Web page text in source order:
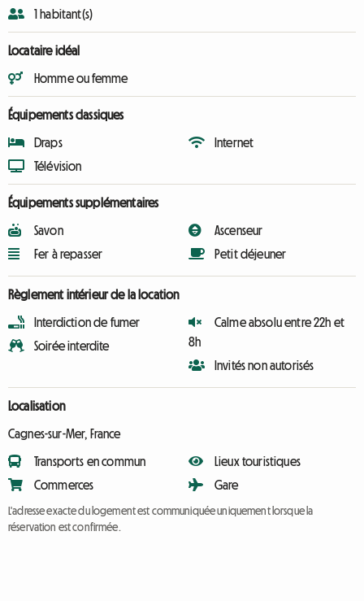
1 habitant(s)
Locataire idéal
Homme ou femme
Équipements classiques
Draps
Télévision
Internet
Équipements supplémentaires
Savon
Fer à repasser
Ascenseur
Petit déjeuner
Règlement intérieur de la location
Interdiction de fumer
Soirée interdite
Calme absolu entre 22h et
8h
Invités non autorisés
Localisation
Cagnes-sur-Mer, France
Transports en commun
Commerces
Lieux touristiques
Gare
L'adresse exacte du logement est communiquée uniquement lorsque la
réservation est confirmée.